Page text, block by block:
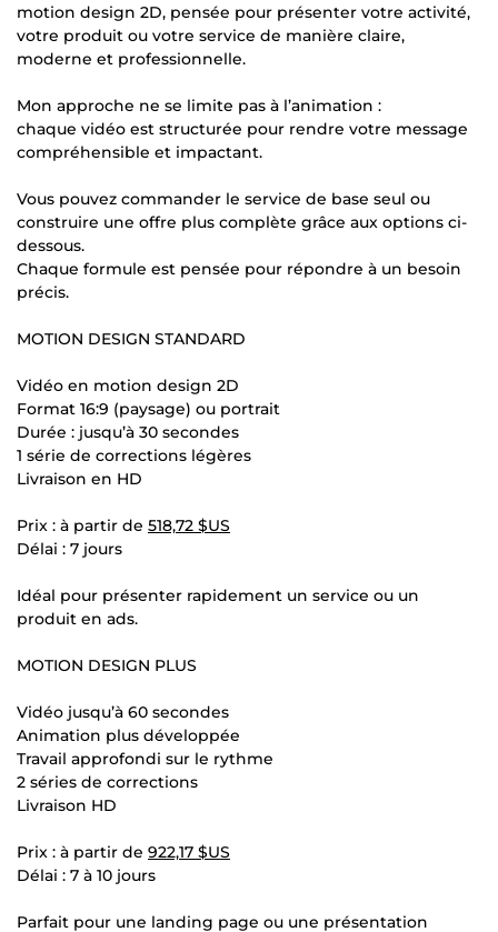
motion design 2D, pensée pour présenter votre activité,
votre produit ou votre service de manière claire,
moderne et professionnelle.
Mon approche ne se limite pas à l’animation :
chaque vidéo est structurée pour rendre votre message
compréhensible et impactant.
Vous pouvez commander le service de base seul ou
construire une offre plus complète grâce aux options ci-
dessous.
Chaque formule est pensée pour répondre à un besoin
précis.
MOTION DESIGN STANDARD
Vidéo en motion design 2D
Format 16:9 (paysage) ou portrait
Durée : jusqu’à 30 secondes
1 série de corrections légères
Livraison en HD
Prix : à partir de 518,72 $US
Délai : 7 jours
Idéal pour présenter rapidement un service ou un
produit en ads.
MOTION DESIGN PLUS
Vidéo jusqu’à 60 secondes
Animation plus développée
Travail approfondi sur le rythme
2 séries de corrections
Livraison HD
Prix : à partir de 922,17 $US
Délai : 7 à 10 jours
Parfait pour une landing page ou une présentation